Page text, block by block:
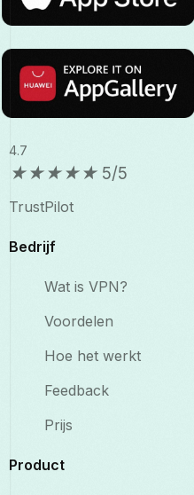
4.7
★★★★★ 5/5
TrustPilot
Bedrijf
Wat is VPN?
Voordelen
Hoe het werkt
Feedback
Prijs
Product